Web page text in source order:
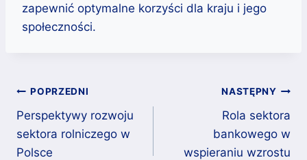
zapewnić optymalne korzyści dla kraju i jego
społeczności.
Nawigacja
wpisu
POPRZEDNI
Perspektywy rozwoju
sektora rolniczego w
Polsce
NASTĘPNY
Rola sektora
bankowego w
wspieraniu wzrostu